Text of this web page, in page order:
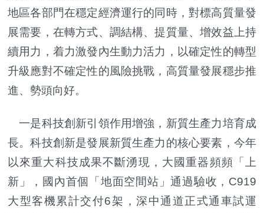
地區各部門在穩定經濟運行的同時，對標高質量發
展需要，在轉方式、調結構、提質量、增效益上持
續用力，着力激發內生動力活力，以確定性的轉型
升級應對不確定性的風險挑戰，高質量發展穩步推
進、勢頭向好。
一是科技創新引領作用增強，新質生產力培育成
長。科技創新是發展新質生產力的核心要素，今年
以來重大科技成果不斷湧現，大國重器頻頻「上
新」，國內首個「地面空間站」通過驗收，C919
大型客機累計交付6架，深中通道正式通車試運